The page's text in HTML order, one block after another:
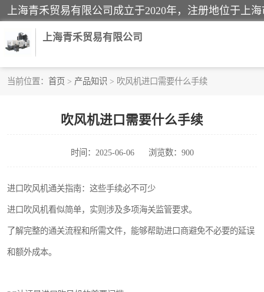
上海青禾贸易有限公司
当前位置： 首页 > 产品知识 > 吹风机进口需要什么手续
吹风机进口需要什么手续
时间：2025-06-06 浏览数：900
进口吹风机通关指南：这些手续必不可少
进口吹风机看似简单，实则涉及多项海关监管要求。
了解完整的通关流程和所需文件，能够帮助进口商避免不必要的延误
和额外成本。
家用电器报关
国际灯具清关